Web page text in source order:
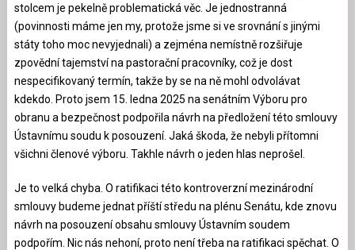
stolcem je pekelně problematická věc. Je jednostranná
(povinnosti máme jen my, protože jsme si ve srovnání s jinými
státy toho moc nevyjednali) a zejména nemístně rozšiřuje
zpovědní tajemství na pastorační pracovníky, což je dost
nespecifikovaný termín, takže by se na ně mohl odvolávat
kdekdo. Proto jsem 15. ledna 2025 na senátním Výboru pro
obranu a bezpečnost podpořila návrh na předložení této smlouvy
Ústavnímu soudu k posouzení. Jaká škoda, že nebyli přítomni
všichni členové výboru. Takhle návrh o jeden hlas neprošel.
Je to velká chyba. O ratifikaci této kontroverzní mezinárodní
smlouvy budeme jednat příští středu na plénu Senátu, kde znovu
návrh na posouzení obsahu smlouvy Ústavním soudem
podpořím. Nic nás nehoní, proto není třeba na ratifikaci spěchat. O